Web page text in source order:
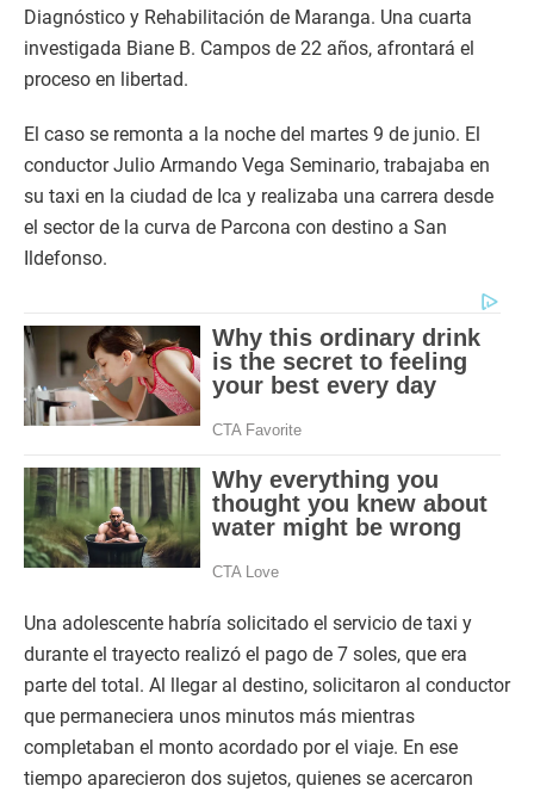
Diagnóstico y Rehabilitación de Maranga. Una cuarta
investigada Biane B. Campos de 22 años, afrontará el
proceso en libertad.
El caso se remonta a la noche del martes 9 de junio. El
conductor Julio Armando Vega Seminario, trabajaba en
su taxi en la ciudad de Ica y realizaba una carrera desde
el sector de la curva de Parcona con destino a San
Ildefonso.
Una adolescente habría solicitado el servicio de taxi y
durante el trayecto realizó el pago de 7 soles, que era
parte del total. Al llegar al destino, solicitaron al conductor
que permaneciera unos minutos más mientras
completaban el monto acordado por el viaje. En ese
tiempo aparecieron dos sujetos, quienes se acercaron